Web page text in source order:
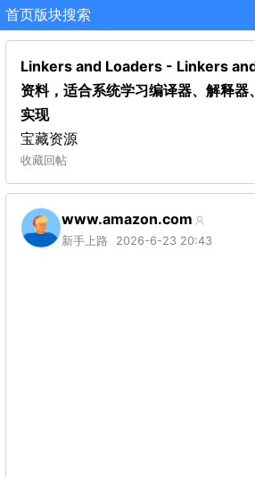
首页版块搜索
Linkers and Loaders - Linkers
资料，适合系统学习编译器、解释器
实现
宝藏资源
收藏回帖
www.amazon.com
新手上路 2026-6-23 20:43